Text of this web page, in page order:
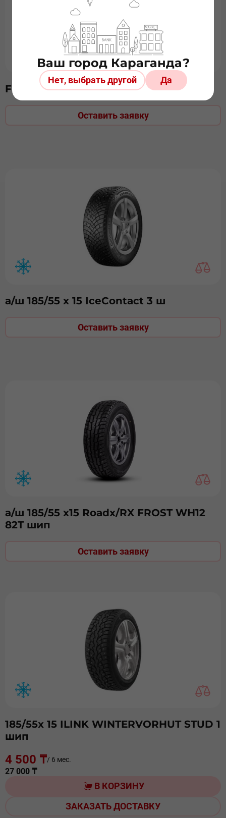
Formula 185/55R15 Ice
Оставить заявку
а/ш 185/55 х 15 IceContact 3 ш
Оставить заявку
а/ш 185/55 х15 Roadx/RX FROST WH12
82T шип
Оставить заявку
185/55х 15 ILINK WINTERVORHUT STUD 1
шип
4 500 ₸/ 6 мес.
27 000 ₸
В КОРЗИНУ
ЗАКАЗАТЬ ДОСТАВКУ
Ваш город Караганда?
Нет, выбрать другой Да